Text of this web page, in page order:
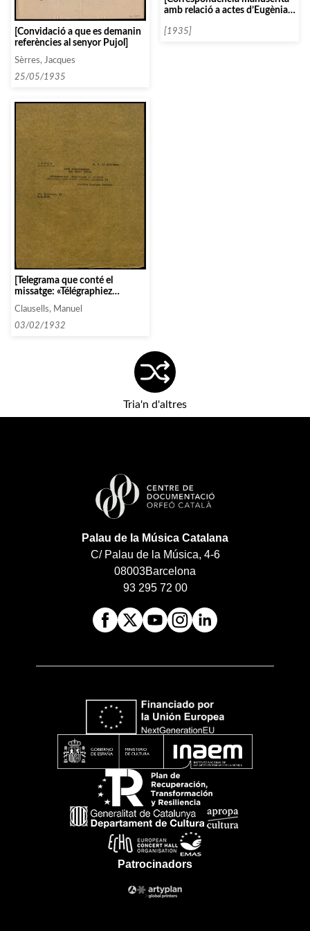
[Convidació a que es demanin
referències al senyor Pujol]
Sèrres, Jacques
25/05/1935
amb relació a actes d’Eugènia
[1935]
[Telegrama que conté el
missatge: «Télégraphiez
conditions un recital Barcelone
mois avril adresse Laietana
46»]
Clausells, Manuel
03/02/1932
Tria'n d'altres
Palau de la Música Catalana
C/ Palau de la Música, 4-6
08003Barcelona
93 295 72 00
Patrocinadors